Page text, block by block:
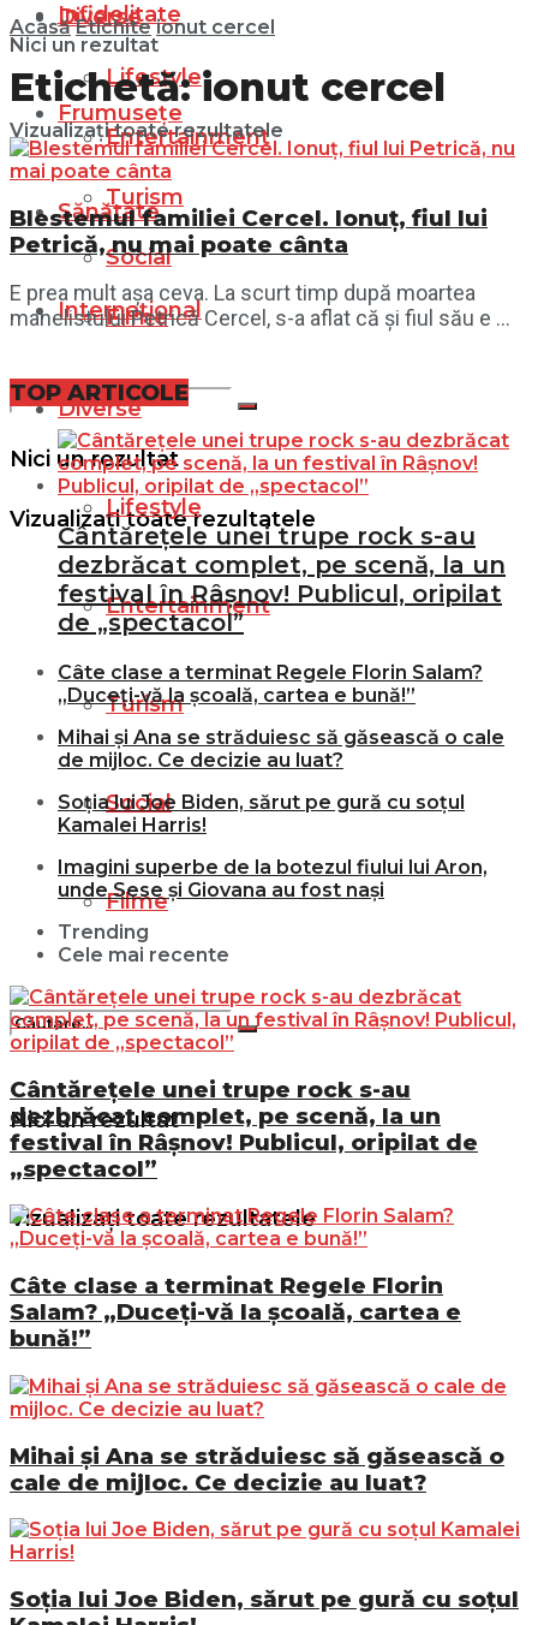
Diverse
Lifestyle
Entertainment
Turism
Social
Filme
Nici un rezultat
Vizualizați toate rezultatele
Infidelitate
Frumusețe
Sănătate
Internațional
Diverse
Lifestyle
Entertainment
Turism
Social
Filme
Nici un rezultat
Vizualizați toate rezultatele
Nici un rezultat
Vizualizați toate rezultatele
Acasă Etichite ionut cercel
Etichetă:ionut cercel
Blestemul familiei Cercel. Ionuț, fiul lui
Petrică, nu mai poate cânta
E prea mult așa ceva. La scurt timp după moartea
manelistului Petrică Cercel, s-a aflat că și fiul său e ...
TOP ARTICOLE
Cântărețele unei trupe rock s-au
dezbrăcat complet, pe scenă, la un
festival în Râșnov! Publicul, oripilat
de „spectacol”
Câte clase a terminat Regele Florin Salam?
„Duceți-vă la școală, cartea e bună!”
Mihai și Ana se străduiesc să găsească o cale
de mijloc. Ce decizie au luat?
Soția lui Joe Biden, sărut pe gură cu soțul
Kamalei Harris!
Imagini superbe de la botezul fiului lui Aron,
unde Sese și Giovana au fost nași
Trending
Cele mai recente
Cântărețele unei trupe rock s-au
dezbrăcat complet, pe scenă, la un
festival în Râșnov! Publicul, oripilat de
„spectacol”
Câte clase a terminat Regele Florin
Salam? „Duceți-vă la școală, cartea e
bună!”
Mihai și Ana se străduiesc să găsească o
cale de mijloc. Ce decizie au luat?
Soția lui Joe Biden, sărut pe gură cu soțul